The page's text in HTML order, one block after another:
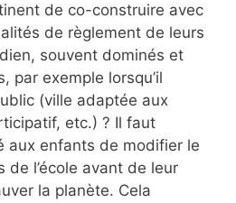
de co-construire avec
de règlement de leurs
souvent dominés et
par exemple lorsqu’il
(ville adaptée aux
etc.) ? Il faut
aux enfants de modifier le
de l’école avant de leur
la planète. Cela